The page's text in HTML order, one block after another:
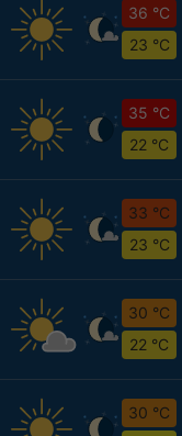
36 °C
23 °C
35 °C
22 °C
33 °C
23 °C
30 °C
22 °C
30 °C